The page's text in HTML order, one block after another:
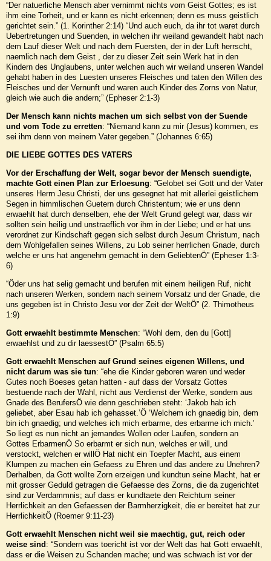
“Der natuerliche Mensch aber vernimmt nichts vom Geist Gottes; es ist
ihm eine Torheit, und er kann es nicht erkennen; denn es muss geistlich
gerichtet sein.” (1. Korinther 2:14) “Und auch euch, da ihr tot waret durch
Uebertretungen und Suenden, in welchen ihr weiland gewandelt habt nach
dem Lauf dieser Welt und nach dem Fuersten, der in der Luft herrscht,
naemlich nach dem Geist , der zu dieser Zeit sein Werk hat in den
Kindern des Unglaubens, unter welchen auch wir weiland unseren Wandel
gehabt haben in des Luesten unseres Fleisches und taten den Willen des
Fleisches und der Vernunft und waren auch Kinder des Zorns von Natur,
gleich wie auch die andern;” (Epheser 2:1-3)
Der Mensch kann nichts machen um sich selbst von der Suende
und vom Tode zu erretten: “Niemand kann zu mir (Jesus) kommen, es
sei ihm denn von meinem Vater gegeben.” (Johannes 6:65)
DIE LIEBE GOTTES DES VATERS
Vor der Erschaffung der Welt, sogar bevor der Mensch suendigte,
machte Gott einen Plan zur Erloesung: “Gelobet sei Gott und der Vater
unseres Herrn Jesu Christi, der uns gesegnet hat mit allerlei geistlichem
Segen in himmlischen Guetern durch Christentum; wie er uns denn
erwaehlt hat durch denselben, ehe der Welt Grund gelegt war, dass wir
sollten sein heilig und unstraeflich vor ihm in der Liebe; und er hat uns
verordnet zur Kindschaft gegen sich selbst durch Jesum Christum, nach
dem Wohlgefallen seines Willens, zu Lob seiner herrlichen Gnade, durch
welche er uns hat angenehm gemacht in dem GeliebtenÖ” (Epheser 1:3-
6)
“Öder uns hat selig gemacht und berufen mit einem heiligen Ruf, nicht
nach unseren Werken, sondern nach seinem Vorsatz und der Gnade, die
uns gegeben ist in Christo Jesu vor der Zeit der WeltÖ” (2. Thimotheus
1:9)
Gott erwaehlt bestimmte Menschen: “Wohl dem, den du [Gott]
erwaehlst und zu dir laessestÖ” (Psalm 65:5)
Gott erwaehlt Menschen auf Grund seines eigenen Willens, und
nicht darum was sie tun: “ehe die Kinder geboren waren und weder
Gutes noch Boeses getan hatten - auf dass der Vorsatz Gottes
bestuende nach der Wahl, nicht aus Verdienst der Werke, sondern aus
Gnade des BerufersÖ wie denn geschrieben steht: ‘Jakob hab ich
geliebet, aber Esau hab ich gehasset.’Ö ‘Welchem ich gnaedig bin, dem
bin ich gnaedig; und welches ich mich erbarme, des erbarme ich mich.’
So liegt es nun nicht an jemandes Wollen oder Laufen, sondern an
Gottes ErbarmenÖ So erbarmt er sich nun, welches er will, und
verstockt, welchen er willÖ Hat nicht ein Toepfer Macht, aus einem
Klumpen zu machen ein Gefaess zu Ehren und das andere zu Unehren?
Derhalben, da Gott wollte Zorn erzeigen und kundtun seine Macht, hat er
mit grosser Geduld getragen die Gefaesse des Zorns, die da zugerichtet
sind zur Verdammnis; auf dass er kundtaete den Reichtum seiner
Herrlichkeit an den Gefaessen der Barmherzigkeit, die er bereitet hat zur
HerrlichkeitÖ (Roemer 9:11-23)
Gott erwaehlt Menschen nicht weil sie maechtig, gut, reich oder
weise sind : “Sondern was toericht ist vor der Welt das hat Gott erwaehlt,
dass er die Weisen zu Schanden mache; und was schwach ist vor der